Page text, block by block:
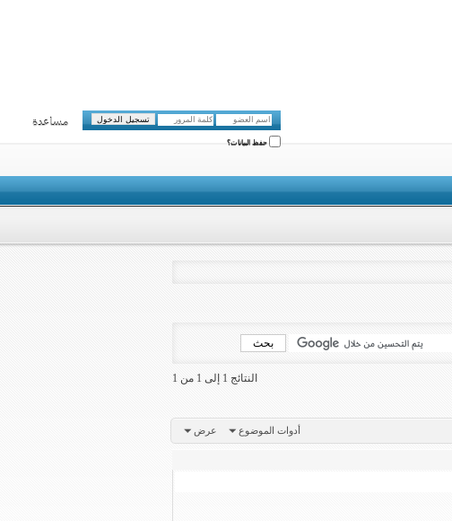
مساعدة
حفظ البيانات؟
النتائج 1 إلى 1 من 1
أدوات الموضوع عرض